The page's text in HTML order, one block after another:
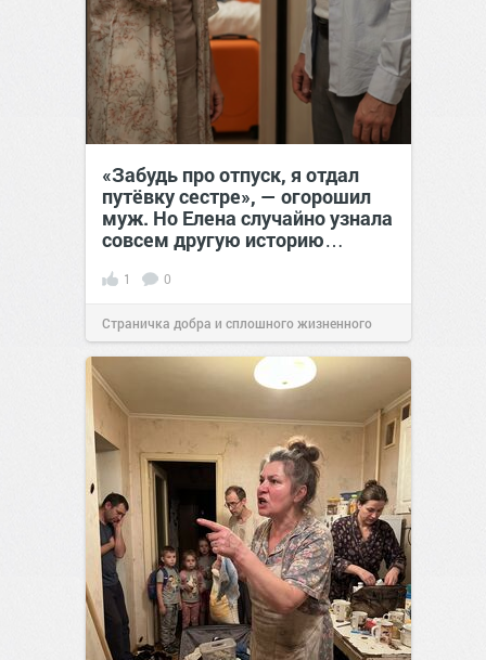
«Забудь про отпуск, я отдал
путёвку сестре», — огорошил
муж. Но Елена случайно узнала
совсем другую историю…
1 0
Страничка добра и сплошного жизненного
позитива!00:28Вчера